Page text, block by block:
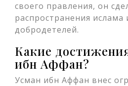
своего правления, он
распространения ислама
добродетелей.
Какие
ибн Аффан?
Усман ибн Аффан внес